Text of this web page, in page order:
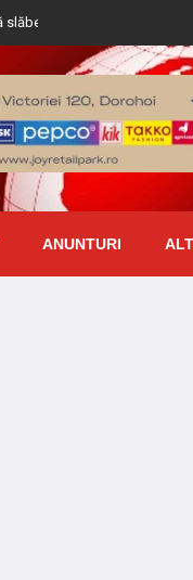
Plățile alocațiilor,
ANUNTURI